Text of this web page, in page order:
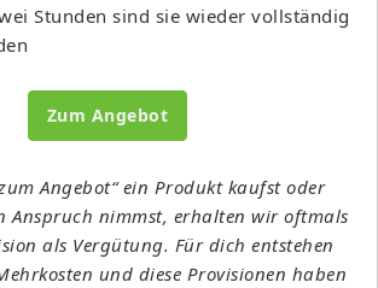
Stunden sind sie wieder vollständig
Zum Angebot
Angebot“ ein Produkt kaufst oder
Anspruch nimmst, erhalten wir oftmals
als Vergütung. Für dich entstehen
und diese Provisionen haben